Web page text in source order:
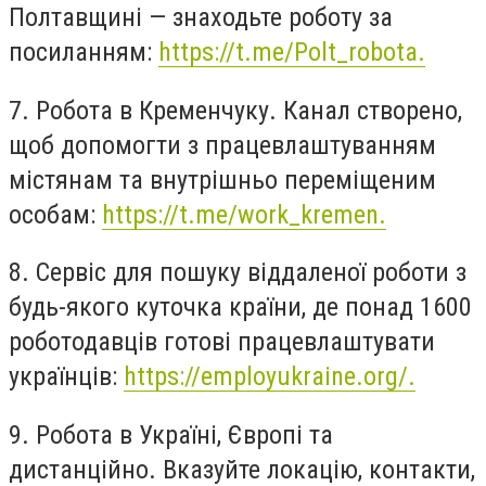
Полтавщині — знаходьте роботу за
посиланням: https://t.me/Polt_robota.
7. Робота в Кременчуку. Канал створено,
щоб допомогти з працевлаштуванням
містянам та внутрішньо переміщеним
особам: https://t.me/work_kremen.
8. Сервіс для пошуку віддаленої роботи з
будь-якого куточка країни, де понад 1600
роботодавців готові працевлаштувати
українців: https://employukraine.org/.
9. Робота в Україні, Європі та
дистанційно. Вказуйте локацію, контакти,